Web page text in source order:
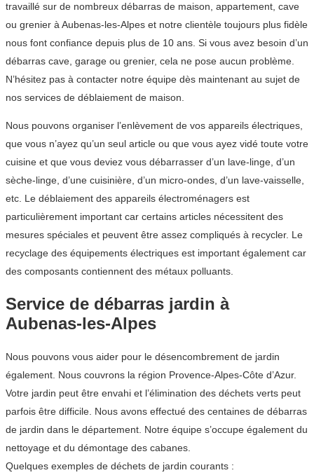
travaillé sur de nombreux débarras de maison, appartement, cave
ou grenier à Aubenas-les-Alpes et notre clientèle toujours plus fidèle
nous font confiance depuis plus de 10 ans. Si vous avez besoin d’un
débarras cave, garage ou grenier, cela ne pose aucun problème.
N’hésitez pas à contacter notre équipe dès maintenant au sujet de
nos services de déblaiement de maison.
Nous pouvons organiser l’enlèvement de vos appareils électriques,
que vous n’ayez qu’un seul article ou que vous ayez vidé toute votre
cuisine et que vous deviez vous débarrasser d’un lave-linge, d’un
sèche-linge, d’une cuisinière, d’un micro-ondes, d’un lave-vaisselle,
etc. Le déblaiement des appareils électroménagers est
particulièrement important car certains articles nécessitent des
mesures spéciales et peuvent être assez compliqués à recycler. Le
recyclage des équipements électriques est important également car
des composants contiennent des métaux polluants.
Service de débarras jardin à
Aubenas-les-Alpes
Nous pouvons vous aider pour le désencombrement de jardin
également. Nous couvrons la région Provence-Alpes-Côte d’Azur.
Votre jardin peut être envahi et l’élimination des déchets verts peut
parfois être difficile. Nous avons effectué des centaines de débarras
de jardin dans le département. Notre équipe s’occupe également du
nettoyage et du démontage des cabanes.
Quelques exemples de déchets de jardin courants :